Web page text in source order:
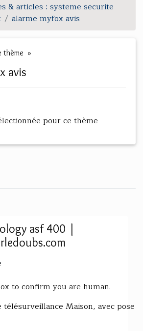
& articles : systeme securite
alarme myfox avis
thème »
avis
pour ce thème
asf 400 |
to confirm you are human.
télésurveillance Maison, avec pose